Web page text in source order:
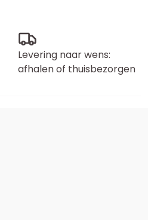
Levering naar wens:
afhalen of thuisbezorgen